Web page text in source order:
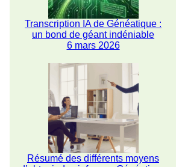
Transcription IA de Généatique :
un bond de géant indéniable
6 mars 2026
Résumé des différents moyens